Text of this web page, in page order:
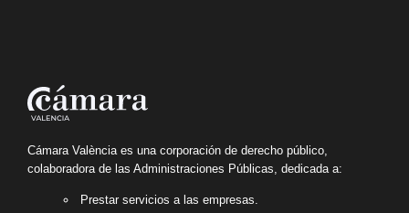
Cámara València es una corporación de derecho público,
colaboradora de las Administraciones Públicas, dedicada a:
Prestar servicios a las empresas.